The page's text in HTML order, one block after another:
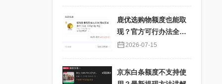
鹿优选购物额度也能取
现？官方可行办法全解
析 2026-07-15
京东白条额度不支持使